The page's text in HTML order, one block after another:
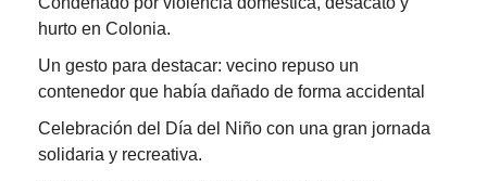
hurto en Colonia.
Un gesto para destacar: vecino repuso un
contenedor que había dañado de forma accidental
Celebración del Día del Niño con una gran jornada
solidaria y recreativa.